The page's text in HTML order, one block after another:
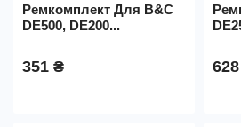
Ремкомплект Для B&C
DE500, DE200...
351 ₴